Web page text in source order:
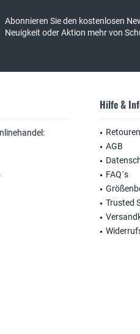
Abonnieren Sie den kostenlosen
Neuigkeit oder Aktion mehr von
Hilfe &
AGB
FAQ´s
Trusted